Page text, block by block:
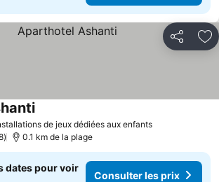
Partager
de jeux dédiées aux enfants
0.1 km de la plage
dates pour voir
Consulter les prix